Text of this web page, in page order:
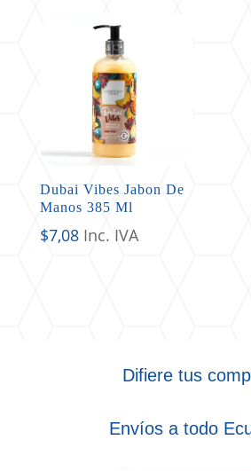
Dubai Vibes Jabon De
Manos 385 Ml
$7,08 Inc. IVA
Difiere tus
Envíos a todo